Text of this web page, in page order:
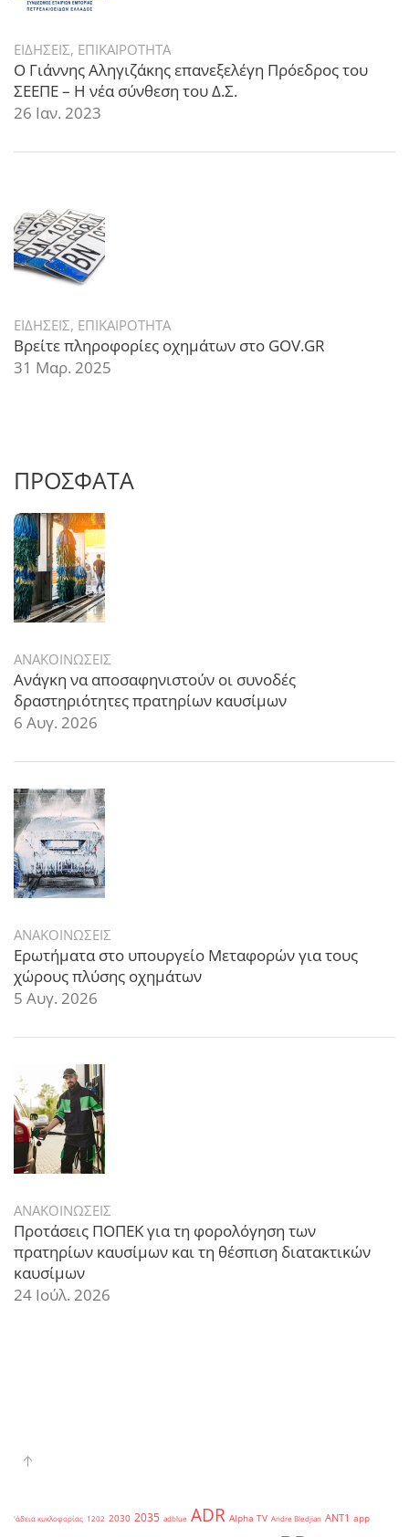
ΕΙΔΗΣΕΙΣ, ΕΠΙΚΑΙΡΟΤΗΤΑ
Ο Γιάννης Αληγιζάκης επανεξελέγη Πρόεδρος του
ΣΕΕΠΕ – Η νέα σύνθεση του Δ.Σ.
26 Ιαν. 2023
ΕΙΔΗΣΕΙΣ, ΕΠΙΚΑΙΡΟΤΗΤΑ
Βρείτε πληροφορίες οχημάτων στο GOV.GR
31 Μαρ. 2025
ΠΡΟΣΦΑΤΑ
ΑΝΑΚΟΙΝΩΣΕΙΣ
Ανάγκη να αποσαφηνιστούν οι συνοδές
δραστηριότητες πρατηρίων καυσίμων
6 Αυγ. 2026
ΑΝΑΚΟΙΝΩΣΕΙΣ
Ερωτήματα στο υπουργείο Μεταφορών για τους
χώρους πλύσης οχημάτων
5 Αυγ. 2026
ΑΝΑΚΟΙΝΩΣΕΙΣ
Προτάσεις ΠΟΠΕΚ για τη φορολόγηση των
πρατηρίων καυσίμων και τη θέσπιση διατακτικών
καυσίμων
24 Ιούλ. 2026
'άδεια κυκλοφορίας 1202 2030 2035 adblue ADR Alpha TV Andre Bledjian ANT1 app